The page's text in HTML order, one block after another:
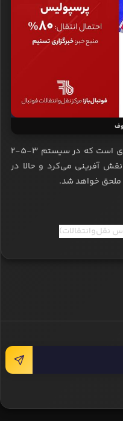
منوچهر صفروف هم بازیکن 20 ساله‌ای است که در سیستم 3-5-2
آفرینی می‌کرد و حالا در
خواهد شد.
نقل‌وانتقالات)